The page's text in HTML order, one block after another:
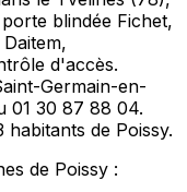
blindée Fichet,
d'accès.
Germain-en-
01 30 87 88 04.
habitants de Poissy.
de Poissy :